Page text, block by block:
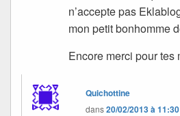
n’accepte pas
mon petit bonhomme
Encore merci pour tes
Quichottine
dans20/02/2013 à 11:30